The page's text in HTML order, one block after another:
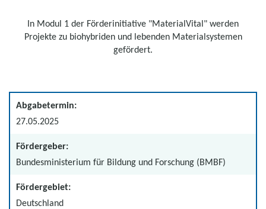
In Modul 1 der Förderinitiative "MaterialVital" werden
Projekte zu biohybriden und lebenden Materialsystemen
gefördert.
Abgabetermin:
27.05.2025
Fördergeber:
Bundesministerium für Bildung und Forschung (BMBF)
Fördergebiet:
Deutschland